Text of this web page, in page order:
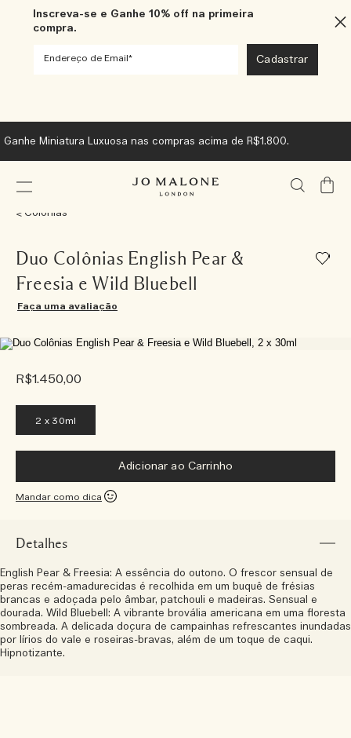
Inscreva-se e Ganhe 10% off na primeira
compra.
Ganhe Miniatura Luxuosa nas compras acima de R$1.800.
Meu
Colônias
Duo Colônias English Pear &
Freesia e Wild Bluebell
Faça uma avaliação
R$1.450,00
2 x 30ml
Adicionar ao Carrinho
Mandar como dica
Detalhes
English Pear & Freesia: A essência do outono. O frescor sensual de
peras recém-amadurecidas é recolhida em um buquê de frésias
brancas e adoçada pelo âmbar, patchouli e madeiras. Sensual e
dourada. Wild Bluebell: A vibrante brovália americana em uma floresta
sombreada. A delicada doçura de campainhas refrescantes inundadas
por lírios do vale e roseiras-bravas, além de um toque de caqui.
Hipnotizante.